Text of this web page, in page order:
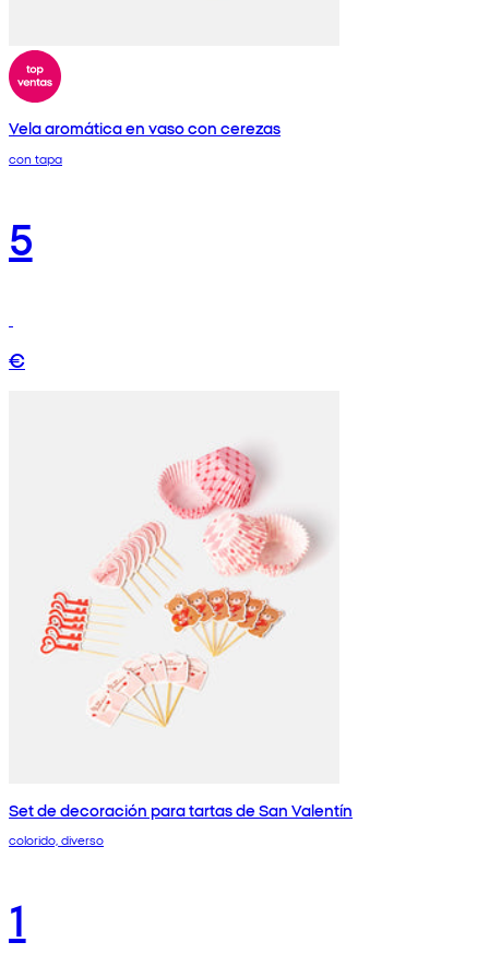
Vela aromática en vaso con cerezas
con tapa
5
€
Set de decoración para tartas de San Valentín
colorido, diverso
1